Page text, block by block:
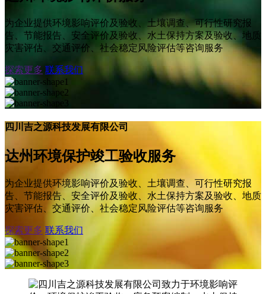
为企业提供环境影响评价及验收、土壤调查、可行性研究报
告、节能报告、安全评价及验收、水土保持方案及验收、地质
灾害评估、交通评价、社会稳定风险评估等咨询服务
探索更多 联系我们
四川吉之源科技发展有限公司
达州环境保护竣工验收服务
为企业提供环境影响评价及验收、土壤调查、可行性研究报
告、节能报告、安全评价及验收、水土保持方案及验收、地质
灾害评估、交通评价、社会稳定风险评估等咨询服务
探索更多 联系我们